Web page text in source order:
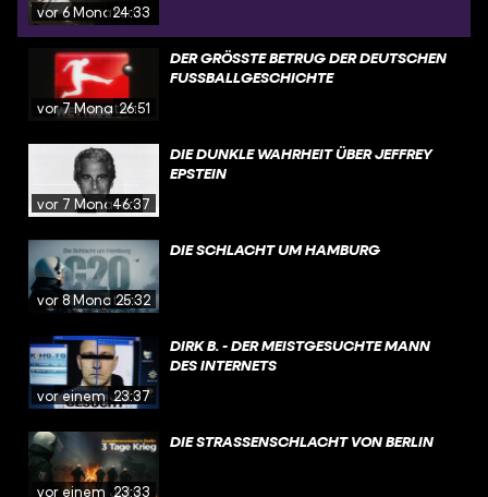
vor 6 Monaten
24:33
vor 7 Monaten26:51
DER GRÖSSTE BETRUG DER DEUTSCHEN F
USSBALLGESCHICHTE
vor 7 Monaten
46:37
DIE DUNKLE WAHRHEIT ÜBER JEFFREY
EPSTEIN
vor 8 Monaten
25:32
DIE SCHLACHT UM HAMBURG
vor einem Jahr
23:37
DIRK B. - DER MEISTGESUCHTE MANN
DES INTERNETS
vor einem Jahr
23:33
DIE STRASSENSCHLACHT VON BERLIN